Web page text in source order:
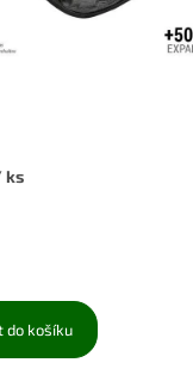
ks
do košíku